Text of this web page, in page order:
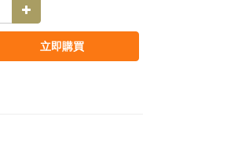
立即購買